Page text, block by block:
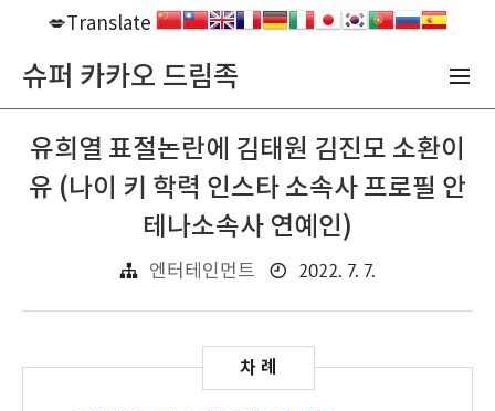
💋Translate
슈퍼 카카오 드림족
유희열 표절논란에 김태원 김진모 소환이
유 (나이 키 학력 인스타 소속사 프로필 안
테나소속사 연예인)
엔터테인먼트 2022. 7. 7.